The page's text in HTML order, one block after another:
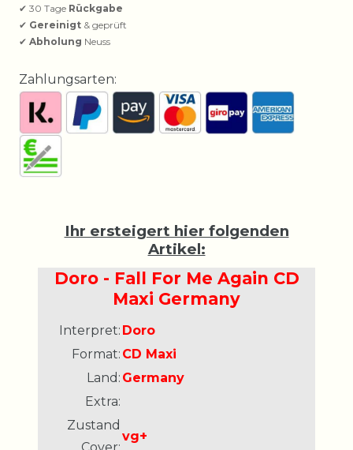
✔ 30 Tage Rückgabe
✔ Gereinigt & geprüft
✔ Abholung Neuss
Zahlungsarten:
Ihr ersteigert hier folgenden
Artikel:
Doro - Fall For Me Again CD
Maxi Germany
Interpret: Doro
Format: CD Maxi
Land: Germany
Extra:
Zustand
vg+